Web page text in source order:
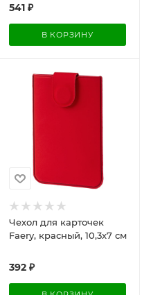
541₽
В КОРЗИНУ
Чехол для карточек
Faery, красный, 10,3х7 см
392₽